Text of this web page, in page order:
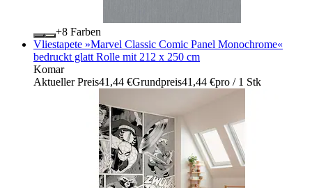
+
Farben
Vliestapete »Marvel Classic Comic Panel Monochrome«
bedruckt glatt Rolle mit 212 x 250 cm
Komar
Aktueller Preis41,44 €Grundpreis41,44 €pro / 1 Stk